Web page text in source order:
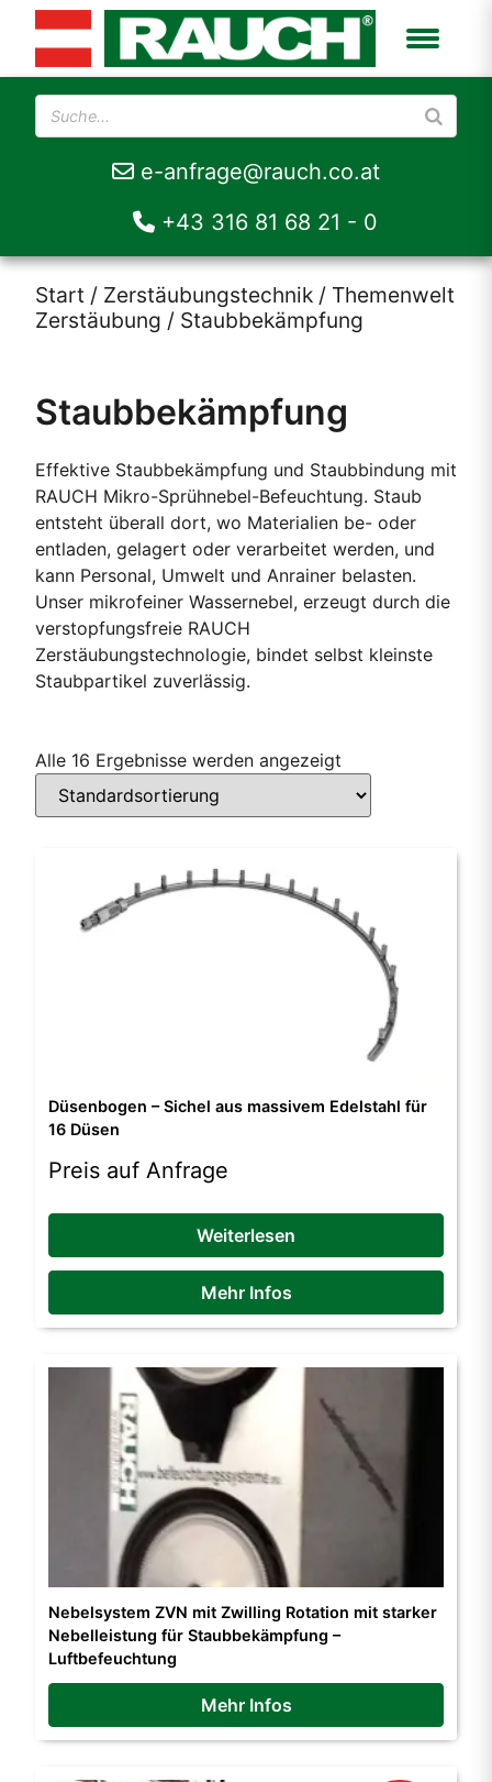
e-anfrage@rauch.co.at
+43 316 81 68 21 - 0
Start / Zerstäubungstechnik / Themenwelt
Zerstäubung / Staubbekämpfung
Staubbekämpfung
Effektive Staubbekämpfung und Staubbindung mit
RAUCH Mikro-Sprühnebel-Befeuchtung. Staub
entsteht überall dort, wo Materialien be- oder
entladen, gelagert oder verarbeitet werden, und
kann Personal, Umwelt und Anrainer belasten.
Unser mikrofeiner Wassernebel, erzeugt durch die
verstopfungsfreie RAUCH
Zerstäubungstechnologie, bindet selbst kleinste
Staubpartikel zuverlässig.
Alle 16 Ergebnisse werden angezeigt
Düsenbogen – Sichel aus massivem Edelstahl für
16 Düsen
Preis auf Anfrage
Weiterlesen
Mehr Infos
Nebelsystem ZVN mit Zwilling Rotation mit starker
Nebelleistung für Staubbekämpfung –
Luftbefeuchtung
Mehr Infos